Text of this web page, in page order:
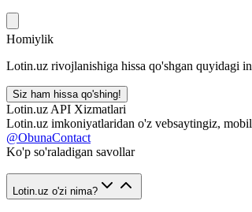
Homiylik
Lotin.uz rivojlanishiga hissa qo'shgan quyidagi
Siz ham hissa qo'shing!
Lotin.uz API Xizmatlari
Lotin.uz imkoniyatlaridan o'z vebsaytingiz,
@ObunaContact
Ko'p so'raladigan savollar
Lotin.uz o'zi nima?